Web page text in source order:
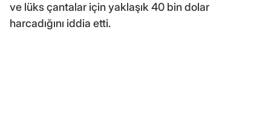
ve lüks çantalar için yaklaşık 40 bin dolar
harcadığını iddia etti.